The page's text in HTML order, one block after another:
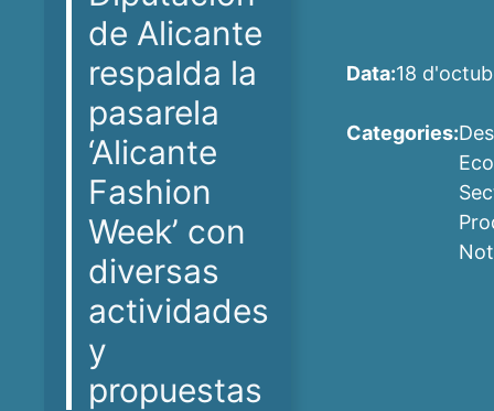
de Alicante
respalda la
pasarela
‘Alicante
Fashion
Week’ con
diversas
actividades
y
propuestas
Data:18
Categories: